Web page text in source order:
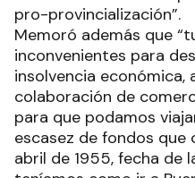
pro-provincialización”.
Memoró además que
inconvenientes para
insolvencia económica,
colaboración de
para que podamos
escasez de fondos que
abril de 1955, fecha de